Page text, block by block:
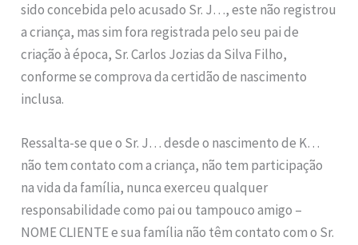
sido concebida pelo acusado Sr. J…, este não registrou
a criança, mas sim fora registrada pelo seu pai de
criação à época, Sr. Carlos Jozias da Silva Filho,
conforme se comprova da certidão de nascimento
inclusa.
Ressalta-se que o Sr. J… desde o nascimento de K…
não tem contato com a criança, não tem participação
na vida da família, nunca exerceu qualquer
responsabilidade como pai ou tampouco amigo –
NOME CLIENTE e sua família não têm contato com o Sr.